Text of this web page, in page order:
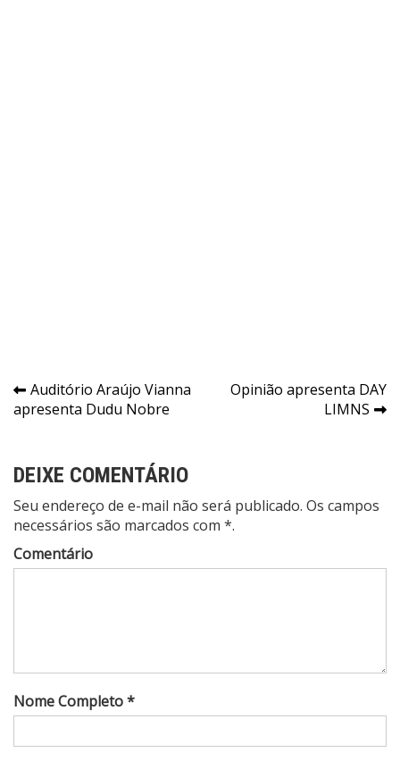
Navegação
de
Auditório Araújo Vianna
apresenta Dudu Nobre
Opinião apresenta DAY
LIMNS
DEIXE COMENTÁRIO
Seu endereço de e-mail não será publicado. Os campos
necessários são marcados com *.
Comentário
Nome Completo *